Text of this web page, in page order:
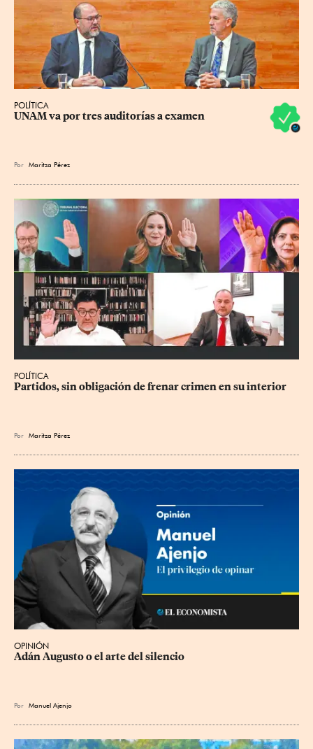
POLÍTICA
UNAM va por tres auditorías a examen
Por Maritza Pérez
POLÍTICA
Partidos, sin obligación de frenar crimen en su interior
Por Maritza Pérez
OPINIÓN
Adán Augusto o el arte del silencio
Por Manuel Ajenjo